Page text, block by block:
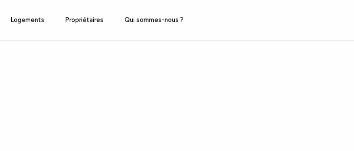
Logements Propriétaires Qui sommes-nous ?